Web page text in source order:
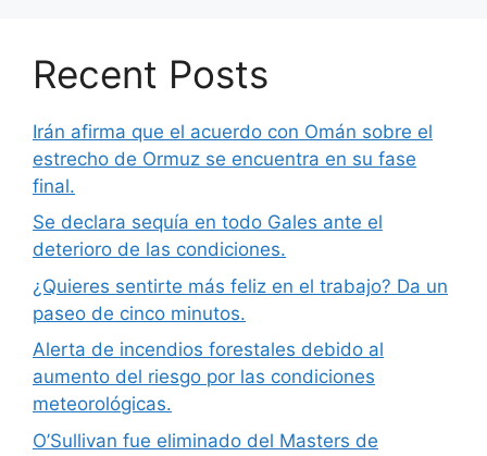
Recent Posts
Irán afirma que el acuerdo con Omán sobre el
estrecho de Ormuz se encuentra en su fase
final.
Se declara sequía en todo Gales ante el
deterioro de las condiciones.
¿Quieres sentirte más feliz en el trabajo? Da un
paseo de cinco minutos.
Alerta de incendios forestales debido al
aumento del riesgo por las condiciones
meteorológicas.
O’Sullivan fue eliminado del Masters de